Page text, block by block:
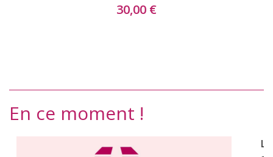
30,00 €
En ce moment !